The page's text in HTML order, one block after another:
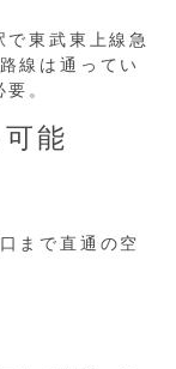
東武東上線急
線は通ってい
。
能
まで直通の空